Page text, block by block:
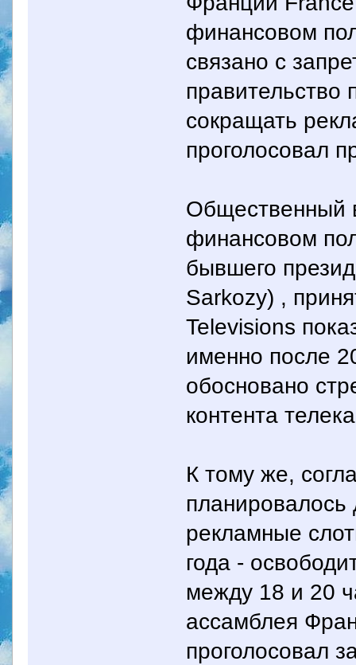
финансовом
связано с
правительство
сокращать
проголосовал
Общественный
финансовом
бывшего
Sarkozy) ,
Televisions
именно после
обосновано
контента
К тому же,
планировалось
рекламные
года -
между 18 и 20
ассамблея
проголосовал